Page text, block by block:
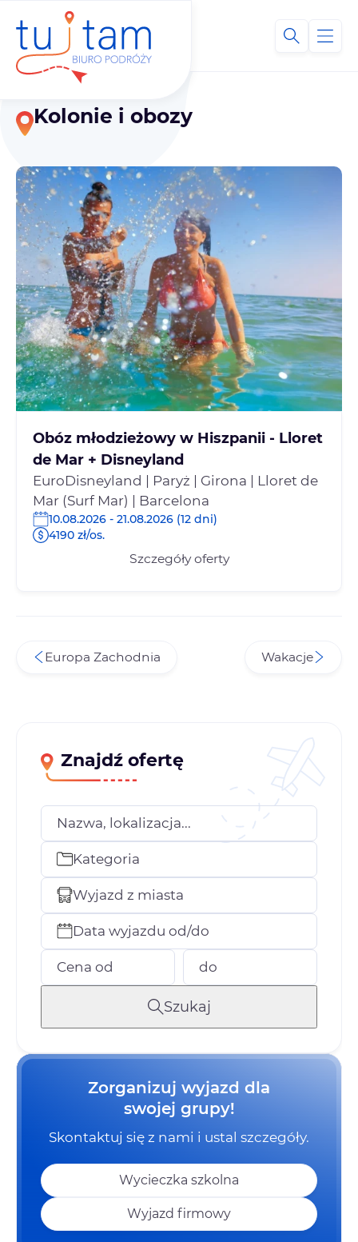
Kolonie i obozy
Obóz młodzieżowy w Hiszpanii - Lloret
de Mar + Disneyland
EuroDisneyland | Paryż | Girona | Lloret de
Mar (Surf Mar) | Barcelona
10.08.2026 - 21.08.2026 (12 dni)
4190 zł/os.
Szczegóły oferty
Europa Zachodnia Wakacje
Znajdź ofertę
Nazwa, lokalizacja...
Kategoria
Wyjazd z miasta
Data wyjazdu od/do
Cena od do
Szukaj
Zorganizuj wyjazd dla
swojej grupy!
Skontaktuj się z nami i ustal szczegóły.
Wycieczka szkolna
Wyjazd firmowy